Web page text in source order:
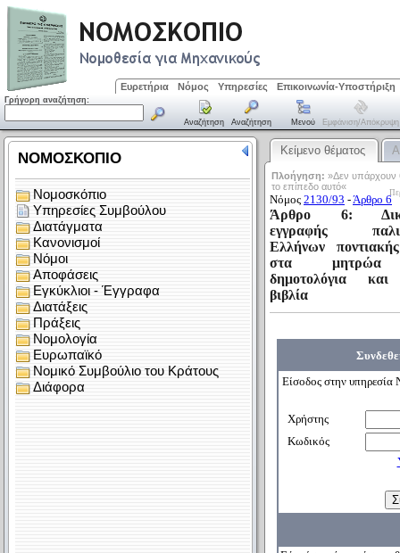
Ευρετήρια Νόμος Υπηρεσίες Επικοινωνία-Υποστήριξη
Γρήγορη αναζήτηση:
Αναζήτηση Αναζήτηση Μενού Εμφάνιση/απόκρυψη
Κείμενο θέματος